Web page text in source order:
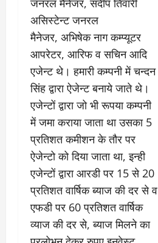
जनरल मैनेजर, संदीप तिवारी
असिस्टेन्ट जनरल
मैनेजर, अभिषेक नाग कम्प्यूटर
आपरेटर, आरिफ व सचिन आदि
एजेन्ट थे। हमारी कम्पनी में चन्दन
सिंह द्वारा ऐजेन्ट बनाये जाते थे।
एजेन्टों द्वारा जो भी रूपया कम्पनी
में जमा कराया जाता था उसका 5
प्रतिशत कमीशन के तौर पर
ऐजेन्टो को दिया जाता था, इन्ही
एजेन्टों द्वारा आरडी पर 15 से 20
प्रतिशत वार्षिक ब्याज की दर से व
एफडी पर 60 प्रतिशत वार्षिक
व्याज की दर से, ब्याज मिलने का